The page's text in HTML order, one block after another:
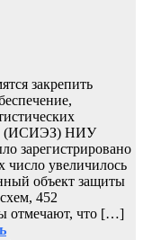
закрепить
(ИСИЭЗ) НИУ
зарегистрировано
число увеличилось
объект защиты
452
отмечают, что […]